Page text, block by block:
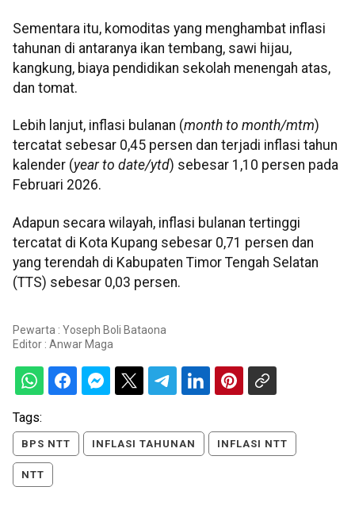
Sementara itu, komoditas yang menghambat inflasi
tahunan di antaranya ikan tembang, sawi hijau,
kangkung, biaya pendidikan sekolah menengah atas,
dan tomat.
Lebih lanjut, inflasi bulanan (month to month/mtm)
tercatat sebesar 0,45 persen dan terjadi inflasi tahun
kalender (year to date/ytd) sebesar 1,10 persen pada
Februari 2026.
Adapun secara wilayah, inflasi bulanan tertinggi
tercatat di Kota Kupang sebesar 0,71 persen dan
yang terendah di Kabupaten Timor Tengah Selatan
(TTS) sebesar 0,03 persen.
Pewarta : Yoseph Boli Bataona
Editor : Anwar Maga
Tags:
BPS NTT INFLASI TAHUNAN INFLASI NTT
NTT